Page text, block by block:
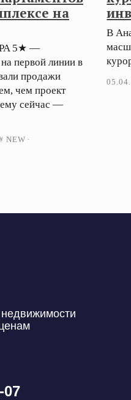
на
5★ —
первой линии в
продажи
чем проект
сейчас —
NEW
В
07